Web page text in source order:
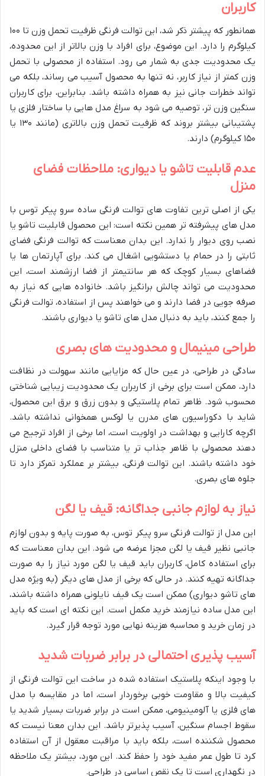
کاربران
همانطور که پیشتر ذکر شد، این توالت فرنگی ظرفیت تحمل وزن تا ۱۰۰
کیلوگرم را دارد. این موضوع، برای افراد با وزن بالاتر از این محدوده،
یک محدودیت جدی به شمار می رود. استفاده از محصولی با تحمل
وزن کمتر از نیاز کاربر، نه تنها به محصول آسیب می رساند، بلکه می
تواند خطرات جانی نیز به همراه داشته باشد. بنابراین، برای کاربران
سنگین وزن تر، توصیه می شود به سراغ مدل هایی با ساختار فلزی یا
پشتیبانی بیشتر بروند که ظرفیت تحمل وزن بالاتری (مانند ۱۳۰ یا
۱۵۰ کیلوگرم) دارند.
عدم قابلیت تاشو یا دیواری: ملاحظات فضای
منزل
یکی از اصلی ترین تفاوت های توالت فرنگی ساده سرو پیکر توس با
مدل های پیشرفته تر همین نکته است: این محصول قابلیت تاشو یا
نصب روی دیوار را ندارد. این بدان معناست که توالت فرنگی فضای
ثابتی را در حمام یا دستشویی اشغال می کند. برای آپارتمان ها یا
فضاهای بسیار کوچک که هر سانتیمتر از فضا ارزشمند است، این
محدودیت می تواند چالش برانگیز باشد. خانواده هایی که نیاز به
صرفه جویی در فضا دارند و می خواهند پس از استفاده، توالت فرنگی
را جمع کنند، باید به دنبال مدل های تاشو یا دیواری باشند.
طراحی مینیمال و محدودیت های بصری
سادگی در طراحی، در عین حال که مزایایی مانند سهولت در نظافت
دارد، ممکن است برای برخی از کاربران یک محدودیت زیبایی شناختی
محسوب شود. ظاهر تمام پلاستیکی و بدون زرق و برق این محصول،
شاید با دکوراسیون های مدرن یا لوکس همخوانی نداشته باشد.
اگرچه کارایی و بهداشت در اولویت است، اما برخی از افراد ترجیح می
دهند محصولی با ظاهر جذاب تر یا متناسب با فضای داخلی منزل
خود داشته باشند. این توالت فرنگی، بیشتر بر عملکرد تمرکز دارد تا
جلوه های بصری.
نیاز به لوازم جانبی جداگانه: قیف یا لگن
این مدل از توالت فرنگی سرو پیکر توس، به صورت پایه و بدون لوازم
جانبی نظیر قیف یا لگن مجزا عرضه می شود. این بدان معناست که
برای استفاده کامل، کاربران باید قیف یا لگن مورد نیاز را به صورت
جداگانه تهیه کنند. در حالی که برخی از مدل های دیگر (به ویژه مدل
های تاشو دیواری) ممکن است یک قیف نایلونی همراه داشته باشند،
این مدل ساده نیازمند خرید مکمل است. این نکته ای است که باید
در زمان خرید و محاسبه هزینه نهایی مورد توجه قرار گیرد.
آسیب پذیری احتمالی در برابر ضربات شدید
با وجود اینکه پلاستیک استفاده شده در ساخت این توالت فرنگی از
کیفیت بالا و مقاومت خوبی برخوردار است، اما در مقایسه با مدل
های فلزی یا آلومینیومی، ممکن است در برابر ضربات بسیار شدید یا
سقوط اجسام سنگین، آسیب پذیرتر باشد. این بدان معنا نیست که
محصول شکننده است، بلکه باید با مراقبت معقول از آن استفاده
کرد تا طول عمر مفید خود را حفظ کند. این مورد، بیشتر یک ملاحظه
در نگهداری است تا یک نقص اساسی در طراحی.